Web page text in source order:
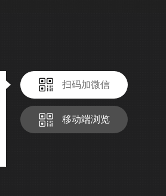
扫码加微信
移动端浏览